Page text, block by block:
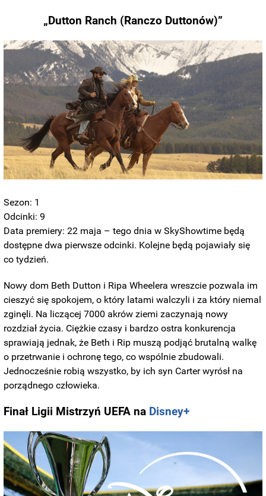
„Dutton Ranch (Ranczo Duttonów)”
Sezon: 1
Odcinki: 9
Data premiery: 22 maja – tego dnia w SkyShowtime będą
dostępne dwa pierwsze odcinki. Kolejne będą pojawiały się
co tydzień.
Nowy dom Beth Dutton i Ripa Wheelera wreszcie pozwala im
cieszyć się spokojem, o który latami walczyli i za który niemal
zginęli. Na liczącej 7000 akrów ziemi zaczynają nowy
rozdział życia. Ciężkie czasy i bardzo ostra konkurencja
sprawiają jednak, że Beth i Rip muszą podjąć brutalną walkę
o przetrwanie i ochronę tego, co wspólnie zbudowali.
Jednocześnie robią wszystko, by ich syn Carter wyrósł na
porządnego człowieka.
Finał Ligii Mistrzyń UEFA na Disney+